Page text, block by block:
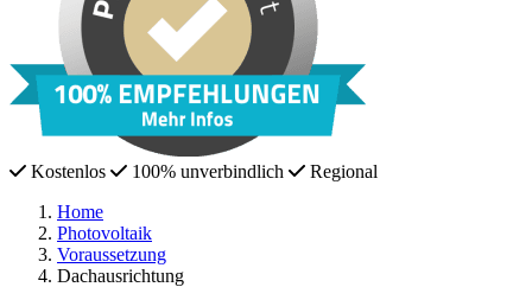
Kostenlos 100% unverbindlich
Regional
Home
Photovoltaik
Voraussetzung
Dachausrichtung